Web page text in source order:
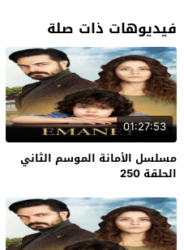
فيديوهات ذات صلة
01:27:53
مسلسل الأمانة الموسم الثاني
الحلقة 250